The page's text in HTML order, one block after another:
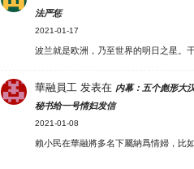
法严惩
2021-01-17
波兰就是欧洲，乃至世界的明日之星。
華融員工 发表在 内幕：五个彪形大
秘书给一号情妇发信
2021-01-08
賴小民在華融將多名下屬納爲情婦，比